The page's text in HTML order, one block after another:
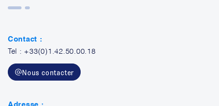
Contact :
Tel : +33(0)1.42.50.00.18
Nous contacter